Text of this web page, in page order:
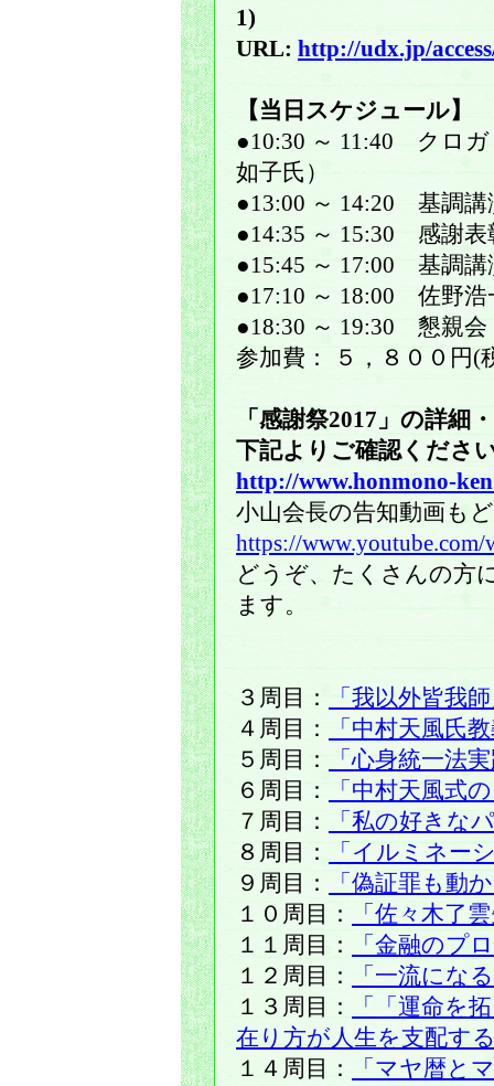
1)
URL: http://udx.jp/
【当日スケジュール】
●10:30 ～ 11:40 クロ
如子氏）
●13:00 ～ 14:20 基調講
●14:35 ～ 15:30 感謝表
●15:45 ～ 17:00 基調講
●17:10 ～ 18:00 佐野浩
●18:30 ～ 19:30 懇親会
参加費： ５，８００円(
「感謝祭2017」の詳細
下記よりご確認くださ
http://www.honmono-
小山会長の告知動画も
https://
どうぞ、たくさんの方
ます。
３周目：
「我以外皆我
４周目：
「中村天風氏
５周目：
「心身統一法
６周目：
「中村天風式
７周目：
「私の好きな
８周目：
「イルミネー
９周目：
「偽証罪も動
１０周目：
「佐々木了
１１周目：
「金融のプ
１２周目：
「一流にな
１３周目：
「「運命を
在り方が人生を支配す
１４周目：
「マヤ暦と